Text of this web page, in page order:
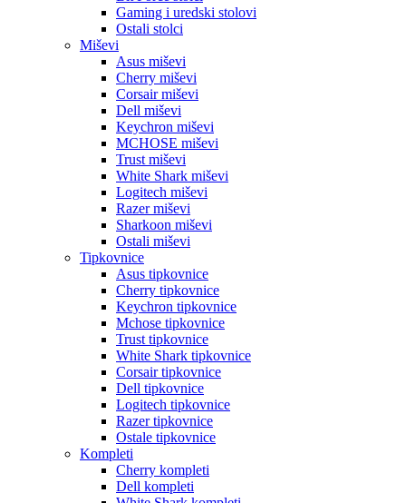
Gaming i uredski stolovi
Ostali stolci
Miševi
Asus miševi
Cherry miševi
Corsair miševi
Dell miševi
Keychron miševi
MCHOSE miševi
Trust miševi
White Shark miševi
Logitech miševi
Razer miševi
Sharkoon miševi
Ostali miševi
Tipkovnice
Asus tipkovnice
Cherry tipkovnice
Keychron tipkovnice
Mchose tipkovnice
Trust tipkovnice
White Shark tipkovnice
Corsair tipkovnice
Dell tipkovnice
Logitech tipkovnice
Razer tipkovnice
Ostale tipkovnice
Kompleti
Cherry kompleti
Dell kompleti